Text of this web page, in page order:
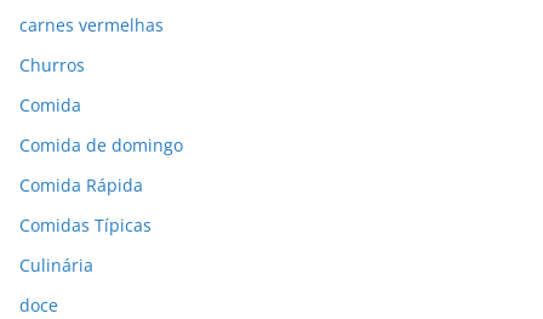
carnes vermelhas
Churros
Comida
Comida de domingo
Comida Rápida
Comidas Típicas
Culinária
doce